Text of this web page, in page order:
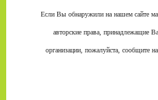
Если Вы обнаружили на нашем сайте
авторские права, принадлежащие
организации, пожалуйста, сообщите